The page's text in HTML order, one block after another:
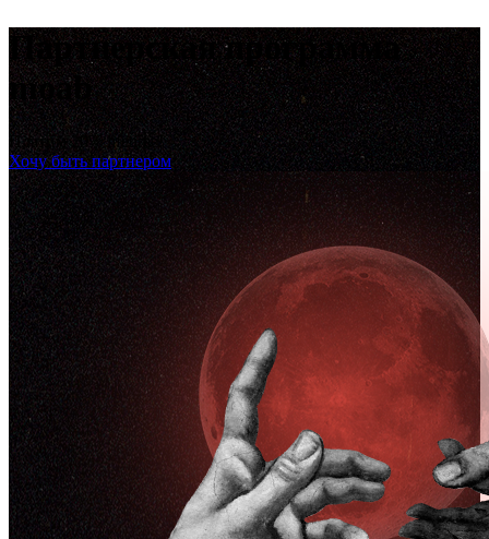
Партнерская программа
moab
Платим 20% lifetime!
Хочу быть партнером